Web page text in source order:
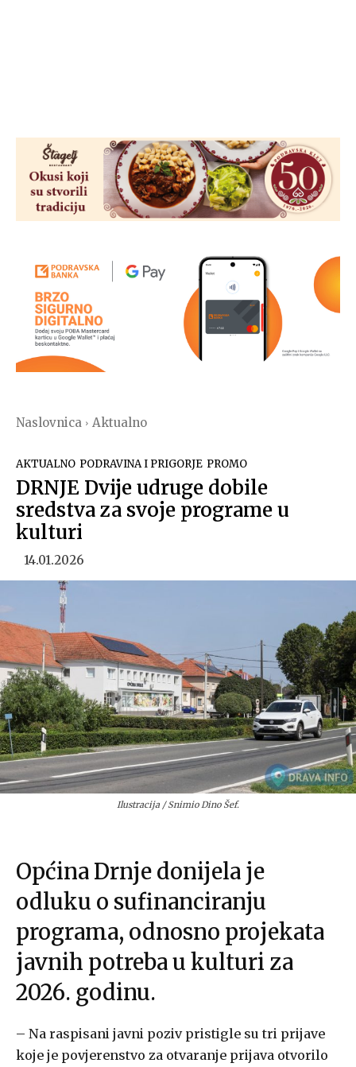
Naslovnica Aktualno
AKTUALNO PODRAVINA I PRIGORJE PROMO
DRNJE Dvije udruge dobile
sredstva za svoje programe u
kulturi
14.01.2026
Ilustracija / Snimio Dino Šef.
Općina Drnje donijela je
odluku o sufinanciranju
programa, odnosno projekata
javnih potreba u kulturi za
2026. godinu.
– Na raspisani javni poziv pristigle su tri prijave
koje je povjerenstvo za otvaranje prijava otvorilo